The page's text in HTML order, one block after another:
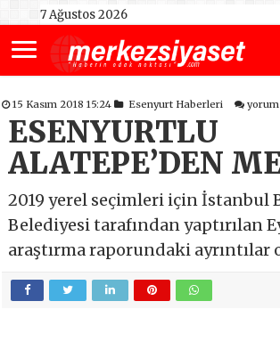
7 Ağustos 2026
15 Kasım 2018 15:24 Esenyurt Haberleri yorum
ESENYURTLU
ALATEPE’DEN
2019 yerel seçimleri için İstanbul
Belediyesi tarafından yaptırılan
araştırma raporundaki ayrıntılar